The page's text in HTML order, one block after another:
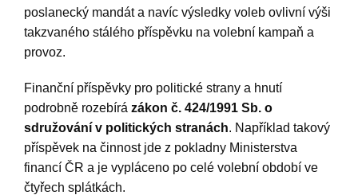
poslanecký mandát a navíc výsledky voleb ovlivní výši
takzvaného stálého příspěvku na volební kampaň a
provoz.
Finanční příspěvky pro politické strany a hnutí
podrobně rozebírá zákon č. 424/1991 Sb. o
sdružování v politických stranách. Například takový
příspěvek na činnost jde z pokladny Ministerstva
financí ČR a je vypláceno po celé volební období ve
čtyřech splátkách.